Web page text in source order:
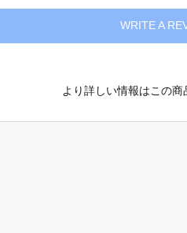
WRITE A
より詳しい情報はこの商